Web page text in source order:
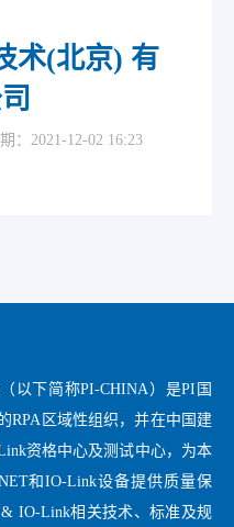
术(北京) 有
：2021-12-02 16:23
以下简称PI-CHINA）是PI国
RPA区域性组织，并在中国建
资格中心及测试中心，为本
和IO-Link设备提供质量保
& IO-Link相关技术、标准及规